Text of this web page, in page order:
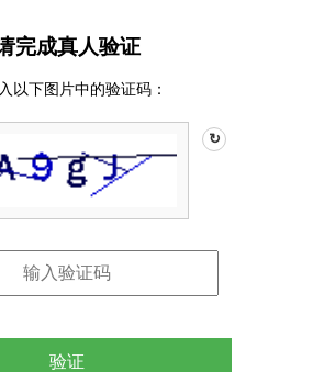
完成真人验证
以下图片中的验证码：
↻
验证